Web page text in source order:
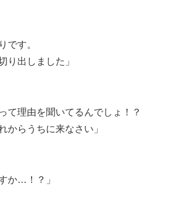
です。
出しました」
て理由を聞いてるんでしょ！？
らうちに来なさい」
か…！？」